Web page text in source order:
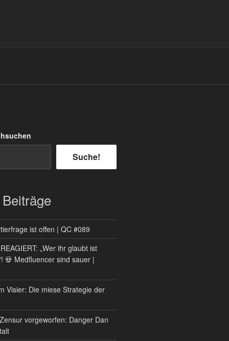
Suche!
ist offen | QC #089
„Wer ihr glaubt ist
💀 Medfluencer sind sauer |
Visier: Die miese Strategie der
vorgeworfen: Danger Dan